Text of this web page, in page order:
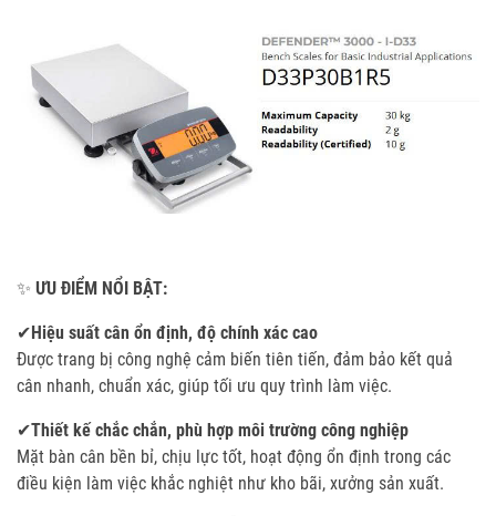
✨ ƯU ĐIỂM NỔI BẬT:
✔ Hiệu suất cân ổn định, độ chính xác cao
Được trang bị công nghệ cảm biến tiên tiến, đảm bảo kết quả
cân nhanh, chuẩn xác, giúp tối ưu quy trình làm việc.
✔Thiết kế chắc chắn, phù hợp môi trường công nghiệp
Mặt bàn cân bền bỉ, chịu lực tốt, hoạt động ổn định trong các
điều kiện làm việc khắc nghiệt như kho bãi, xưởng sản xuất.